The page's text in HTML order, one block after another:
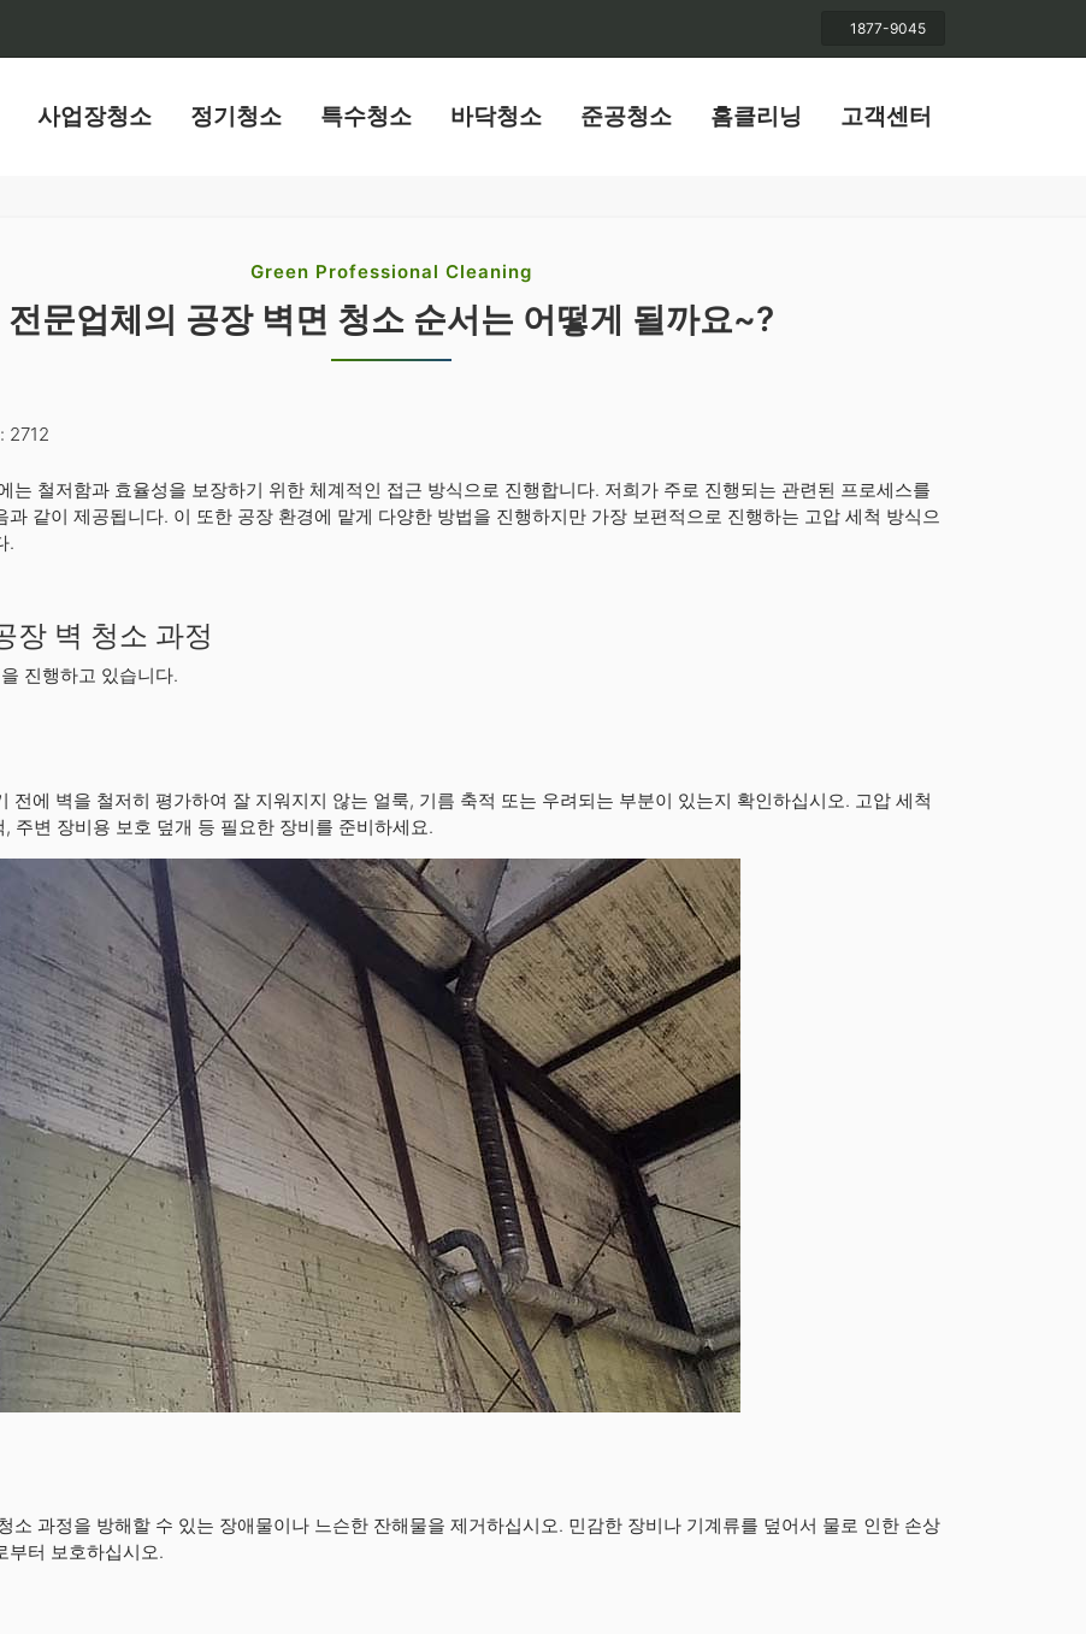
1877-9045
사업장청소 정기청소 특수청소 바닥청소 준공청소 홈클리닝 고객센터
Green Professional Cleaning
전문업체의 공장 벽면 청소 순서는 어떻게 될까요~?
2712
는 철저함과 효율성을 보장하기 위한 체계적인 접근 방식으로 진행합니다. 저희가 주로 진행되는 관련된 프로세스를
과 같이 제공됩니다. 이 또한 공장 환경에 맡게 다양한 방법을 진행하지만 가장 보편적으로 진행하는 고압 세척 방식으
.
장 벽 청소 과정
진행하고 있습니다.
전에 벽을 철저히 평가하여 잘 지워지지 않는 얼룩, 기름 축적 또는 우려되는 부분이 있는지 확인하십시오. 고압 세척
주변 장비용 보호 덮개 등 필요한 장비를 준비하세요.
소 과정을 방해할 수 있는 장애물이나 느슨한 잔해물을 제거하십시오. 민감한 장비나 기계류를 덮어서 물로 인한 손상
부터 보호하십시오.